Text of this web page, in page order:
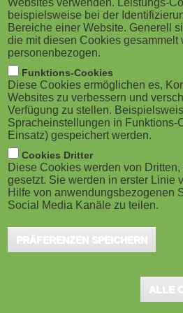
M
o
b
i
l
e
)
im Blended Learning
Köln, Februar 2024 - Im
Studiengang Compliance und
erwerben...
Brainix-Entwicklung
förderungswürdig
Eichstätt, September 2022 -
Forschung...
Websites verwenden. Leistungs-
beispielsweise bei der
Bereiche einer Website. Generell
die mit diesen Cookies gesammelt
personenbezogen.
Funktions-Cookies
Diese Cookies ermöglichen es,
Websites zu verbessern und
Verfügung zu stellen.
Spracheinstellungen in Funktions-
Einsatz) gespeichert werden.
Cookies Dritter
Diese Cookies werden von
gesetzt. Sie werden in erster Linie
Hilfe von anwendungsbezogenen
Social Media Kanäle zu teilen.
PRÄFERENZEN SPEICHERN
ALLE